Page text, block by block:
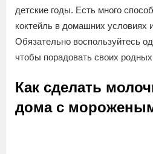
детские годы. Есть много
коктейль в домашних условиях
Обязательно воспользуйтесь
чтобы порадовать своих
Как сделать
дома с